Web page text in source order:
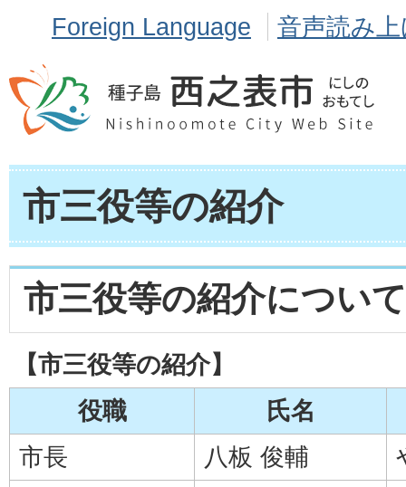
Foreign Language 音声読み
市三役等の紹介
市三役等の紹介について
【市三役等の紹介】
役職
氏名
市長
八板 俊輔